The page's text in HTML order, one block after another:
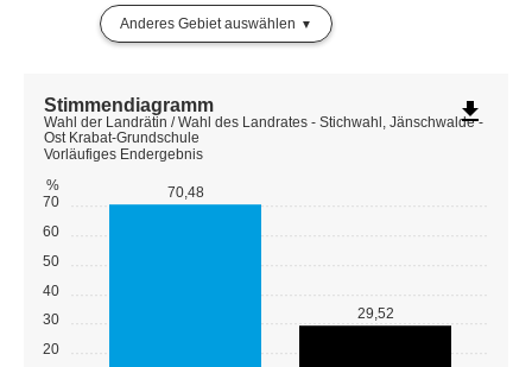
Anderes Gebiet auswählen
20
30
40
50
60
70
% 70,48
29,52
Stimmendiagramm
Wahl der Landrätin / Wahl des Landrates - Stichwahl, Jänschwalde -
Ost Krabat-Grundschule
Vorläufiges Endergebnis
file_download